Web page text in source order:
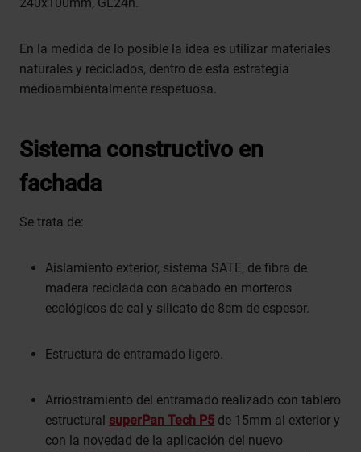
240x100mm, GL24h.
En la medida de lo posible la idea es utilizar materiales
naturales y reciclados, dentro de esta estrategia
medioambientalmente respetuosa.
Sistema constructivo en
fachada
Se trata de:
Aislamiento exterior, sistema SATE, de fibra de
madera reciclada con acabado en morteros
ecológicos de cal y silicato de 8cm de espesor.
Estructura de entramado ligero.
Arriostramiento del entramado realizado con tablero
estructural superPan Tech P5 de 15mm al exterior y
con la novedad de la aplicación del nuevo